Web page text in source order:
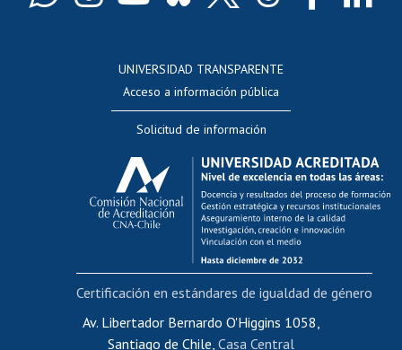
Docentes
Evaluación docente
Calificación académica
Postulación al AUCAI
Funcionarias/os
Cursos internos de capacitación
Bienestar del personal
Portal de movilidad interna
Certificado de renta
Certificado de renta honorarios
UNIVERSIDAD TRANSPARENTE
Acceso a información pública
Solicitud de información
Av. Libertador Bernardo O'Higgins 1058,
Santiago de Chile, Casa Central
Certificación en estándares de igualdad de género